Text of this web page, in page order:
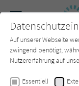
SUCHE
Yassir Eric
Auf unserer Webseite
zwingend benötigt,
Nutzererfahrung auf
Essentiell